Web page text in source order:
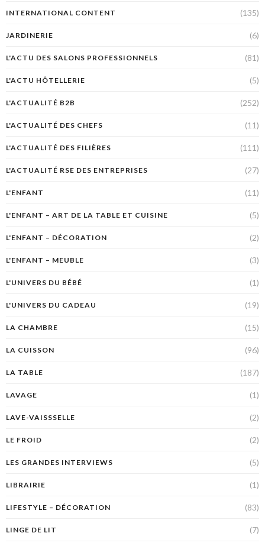
INTERNATIONAL CONTENT (135)
JARDINERIE (6)
L'ACTU DES SALONS PROFESSIONNELS (81)
L'ACTU HÔTELLERIE (5)
L'ACTUALITÉ B2B (252)
L'ACTUALITÉ DES CHEFS (11)
L'ACTUALITÉ DES FILIÈRES (111)
L'ACTUALITÉ RSE DES ENTREPRISES (27)
L'ENFANT (11)
L'ENFANT – ART DE LA TABLE ET CUISINE (5)
L'ENFANT – DÉCORATION (2)
L'ENFANT – MEUBLE (3)
L'UNIVERS DU BÉBÉ (1)
L'UNIVERS DU CADEAU (19)
LA CHAMBRE (15)
LA CUISSON (96)
LA TABLE (187)
LAVAGE (1)
LAVE-VAISSSELLE (2)
LE FROID (2)
LES GRANDES INTERVIEWS (5)
LIBRAIRIE (1)
LIFESTYLE – DÉCORATION (83)
LINGE DE LIT (7)